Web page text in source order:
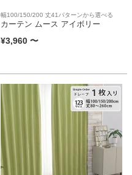
幅100/150/200 丈41パターンから選べる
カーテン ムース アイボリー
¥3,960 〜